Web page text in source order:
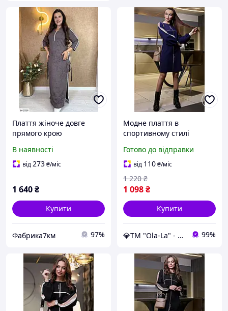
Плаття жіноче довге
прямого крою
накладними кишенями та
лампасами з двонитки
В наявності
від273₴/міс
1 640₴
Купити
Фабрика7км 97%
Модне плаття в
спортивному стилі
розміру синє
Готово до відправки
від 110₴/міс
1 098₴
1 220 ₴
Купити
💎TM "Ola-La" - якісний одяг від виробника 💎 99%